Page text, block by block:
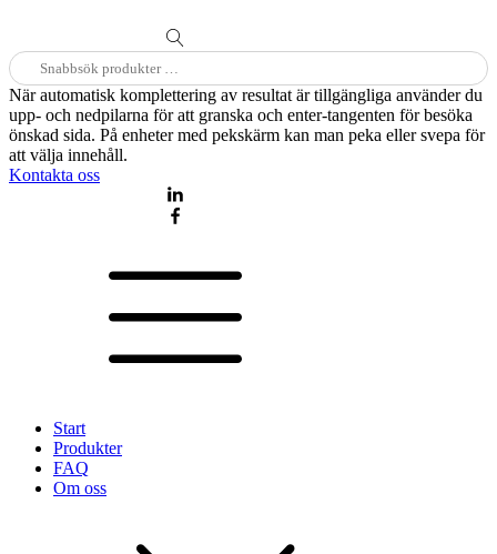
Sök
efter:
När automatisk komplettering av resultat är tillgängliga använder du
upp- och nedpilarna för att granska och enter-tangenten för besöka
önskad sida. På enheter med pekskärm kan man peka eller svepa för
att välja innehåll.
Kontakta oss
Start
Produkter
FAQ
Om oss